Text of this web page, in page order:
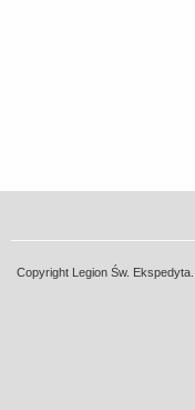
Copyright Legion Św.